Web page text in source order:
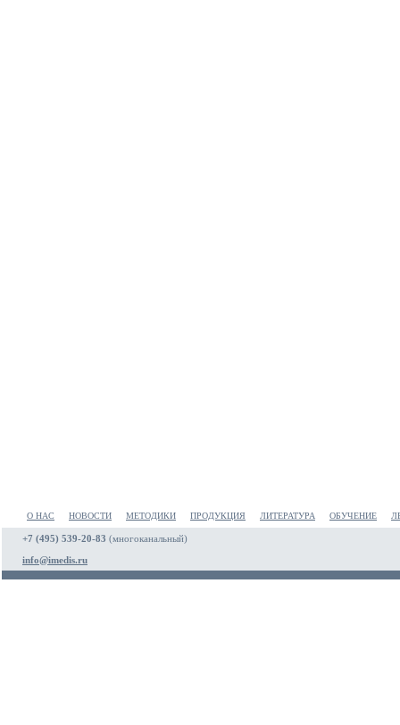
О НАС НОВОСТИ МЕТОДИКИ ПРОДУКЦИЯ ЛИТЕРАТУРА ОБУЧЕНИЕ
+7 (495) 539-20-83 (многоканальный)
info@imedis.ru